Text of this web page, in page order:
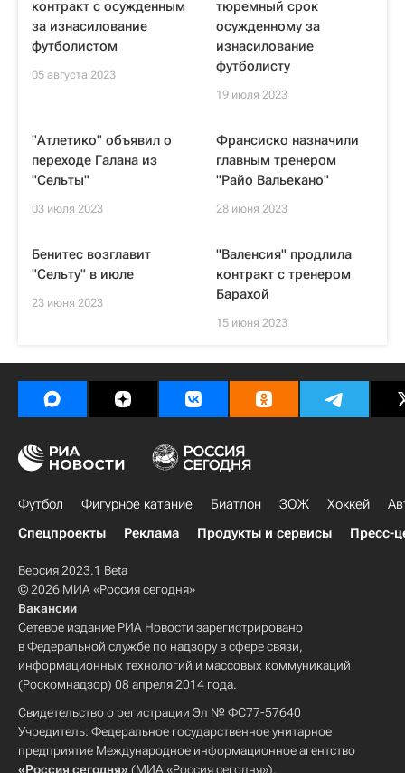
контракт с осужденным
за изнасилование
футболистом
05 августа 2023
тюремный срок
осужденному за
изнасилование
футболисту
19 июля 2023
"Атлетико" объявил о
переходе Галана из
"Сельты"
03 июля 2023
Франсиско назначили
главным тренером
"Райо Вальекано"
28 июня 2023
Бенитес возглавит
"Сельту" в июле
23 июня 2023
"Валенсия" продлила
контракт с тренером
Барахой
15 июня 2023
Футбол Фигурное катание Биатлон ЗОЖ Хоккей
Спецпроекты
Реклама Продукты и сервисы Пресс-
Версия 2023.1 Beta
© 2026 МИА «Россия сегодня»
Вакансии
Сетевое издание РИА Новости зарегистрировано
в Федеральной службе по надзору в сфере связи,
информационных технологий и массовых коммуникаций
(Роскомнадзор) 08 апреля 2014 года.
Свидетельство о регистрации Эл № ФС77-57640
Учредитель: Федеральное государственное унитарное
предприятие Международное информационное агентство
«Россия сегодня» (МИА «Россия сегодня»).